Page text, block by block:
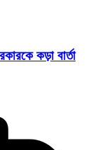
কড়া বার্তা